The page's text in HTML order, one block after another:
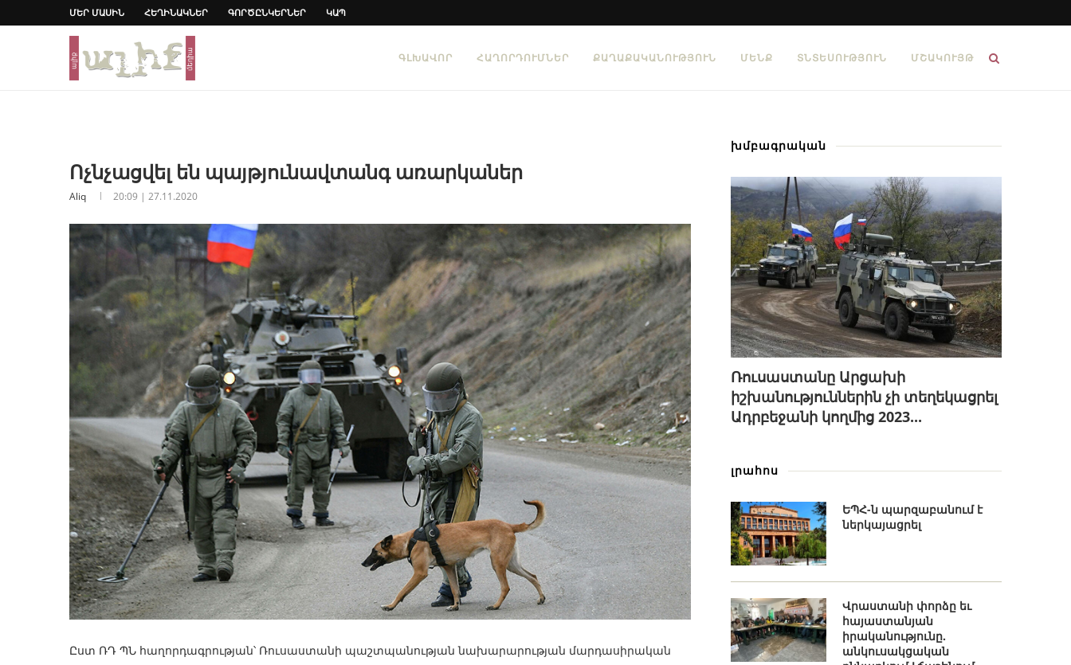
ՄԵՐ ՄԱՍԻՆ ՀԵՂԻՆԱԿՆԵՐ ԳՈՐԾԸՆԿԵՐՆԵՐ ԿԱՊ
ԳԼԽԱՎՈՐ ՀԱՂՈՐԴՈՒՄՆԵՐ ՔԱՂԱՔԱԿԱՆՈՒԹՅՈՒՆ ՄԵՆՔ ՏՆՏԵՍՈՒԹՅՈՒՆ ՄՇԱԿՈՒՅԹ
Ոչնչացվել են պայթյունավտանգ առարկաներ
Aliq 20:09 | 27.11.2020
Ըստ ՌԴ ՊՆ հաղորդագրության՝ Ռուսաստանի պաշտպանության նախարարության մարդասիրական
խմբագրական
Ռուսաստանը Արցախի
իշխանություններին չի տեղեկացրել
Ադրբեջանի կողմից 2023...
լրահոս
ԵՊՀ-ն պարզաբանում է
ներկայացրել
Վրաստանի փորձը եւ
հայաստանյան
իրականությունը.
անկուսակցական